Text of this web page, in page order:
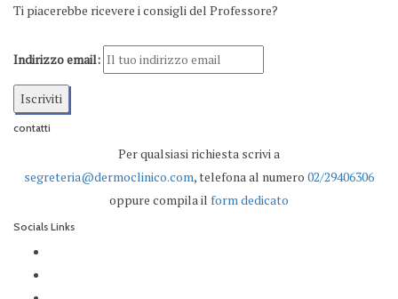
Ti piacerebbe ricevere i consigli del Professore?
Indirizzo email:
contatti
Per qualsiasi richiesta scrivi a
segreteria@dermoclinico.com, telefona al numero 02/29406306
oppure compila il form dedicato
Socials Links